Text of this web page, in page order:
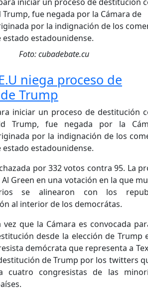
Foto: cubadebate.cu
niega proceso de
Trump
iniciar un proceso de destitución
Trump, fue negada por la
por la indignación de los
estado estadounidense.
por 332 votos contra 95. La
Green en una votación en la que
se alinearon con los
al interior de los democrátas.
vez que la Cámara es convocada
desde la elección de Trump
demócrata que representa a
de Trump por los twitters
cuatro congresistas de las